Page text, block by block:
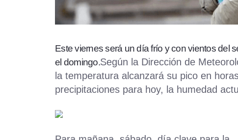
Este viernes será un día frío y con vientos del
el domingo.Según la Dirección de
la temperatura alcanzará su pico en
precipitaciones para hoy, la humedad